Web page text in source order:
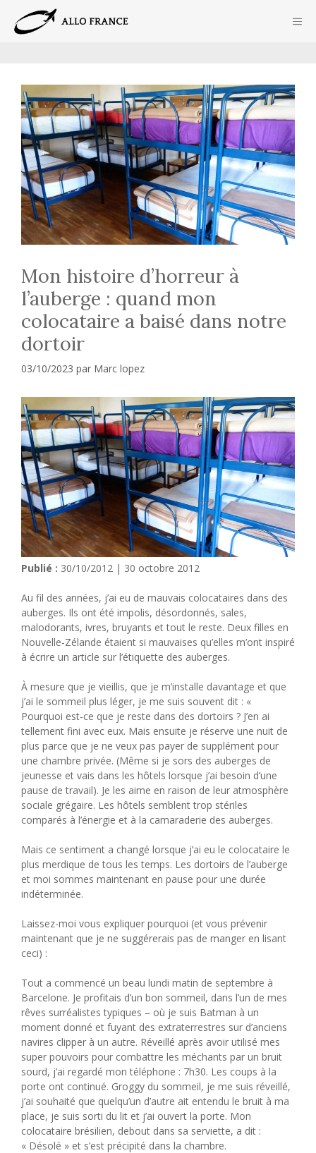
contenu
Mon histoire d’horreur à
l’auberge : quand mon
colocataire a baisé dans notre
dortoir
03/10/2023 par Marc lopez
Publié : 30/10/2012 | 30 octobre 2012
Au fil des années, j’ai eu de mauvais colocataires dans des
auberges. Ils ont été impolis, désordonnés, sales,
malodorants, ivres, bruyants et tout le reste. Deux filles en
Nouvelle-Zélande étaient si mauvaises qu’elles m’ont inspiré
à écrire un article sur l’étiquette des auberges.
À mesure que je vieillis, que je m’installe davantage et que
j’ai le sommeil plus léger, je me suis souvent dit : «
Pourquoi est-ce que je reste dans des dortoirs ? J’en ai
tellement fini avec eux. Mais ensuite je réserve une nuit de
plus parce que je ne veux pas payer de supplément pour
une chambre privée. (Même si je sors des auberges de
jeunesse et vais dans les hôtels lorsque j’ai besoin d’une
pause de travail). Je les aime en raison de leur atmosphère
sociale grégaire. Les hôtels semblent trop stériles
comparés à l’énergie et à la camaraderie des auberges.
Mais ce sentiment a changé lorsque j’ai eu le colocataire le
plus merdique de tous les temps. Les dortoirs de l’auberge
et moi sommes maintenant en pause pour une durée
indéterminée.
Laissez-moi vous expliquer pourquoi (et vous prévenir
maintenant que je ne suggérerais pas de manger en lisant
ceci) :
Tout a commencé un beau lundi matin de septembre à
Barcelone. Je profitais d’un bon sommeil, dans l’un de mes
rêves surréalistes typiques – où je suis Batman à un
moment donné et fuyant des extraterrestres sur d’anciens
navires clipper à un autre. Réveillé après avoir utilisé mes
super pouvoirs pour combattre les méchants par un bruit
sourd, j’ai regardé mon téléphone : 7h30. Les coups à la
porte ont continué. Groggy du sommeil, je me suis réveillé,
j’ai souhaité que quelqu’un d’autre ait entendu le bruit à ma
place, je suis sorti du lit et j’ai ouvert la porte. Mon
colocataire brésilien, debout dans sa serviette, a dit :
« Désolé » et s’est précipité dans la chambre.